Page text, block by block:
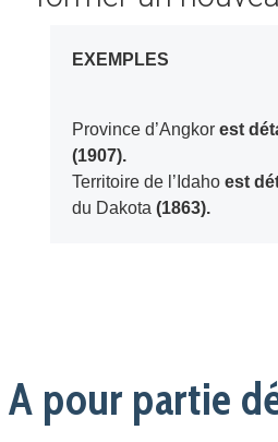
EXEMPLES
Province d’Angkorest
(1907).
Territoire de l’Idahoest
du Dakota (1863).
A pour partie